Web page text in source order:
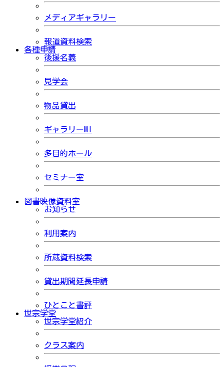
メディアギャラリー
報道資料検索
各種申請
後援名義
見学会
物品貸出
ギャラリーMI
多目的ホール
セミナー室
図書映像資料室
お知らせ
利用案内
所蔵資料検索
貸出期間延長申請
ひとこと書評
世宗学堂
世宗学堂紹介
クラス案内